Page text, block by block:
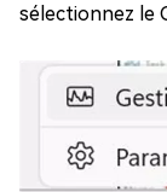
sélectionnez le